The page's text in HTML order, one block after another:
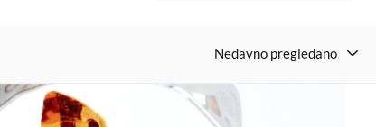
Nedavno pregledano